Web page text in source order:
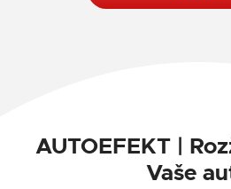
AUTOEFEKT |
Vaše